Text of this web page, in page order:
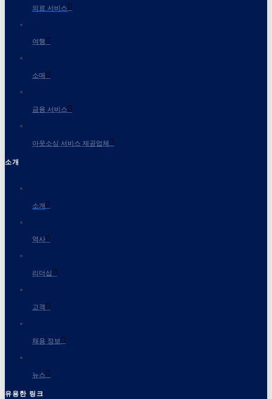
의료 서비스
여행
소매
금융 서비스
아웃소싱 서비스 제공업체
소개
소개
역사
리더십
고객
채용 정보
뉴스
유용한 링크